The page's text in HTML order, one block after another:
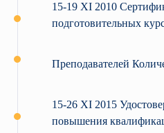
15-19 XI 2010
подготовительных
Преподавателей
15-26 XI 2015
повышения